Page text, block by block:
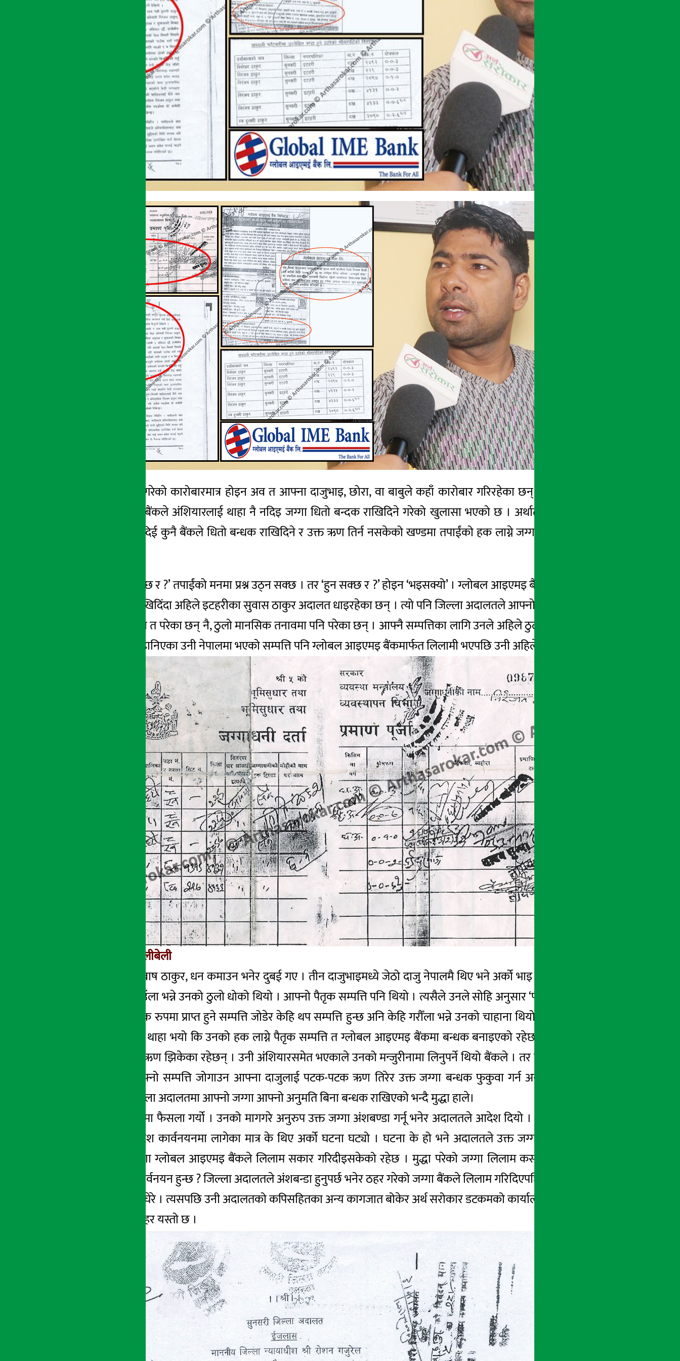
काठमाडौँ । आफुले गरेको कारोबारमात्र होइन अव त आफ्ना दाजुभाइ, छोरा, वा बाबुले कहाँ कारोबार गरिरहेका छन् भन्ने कुरा पनि ख्याल गर्नुपर्ने
भएको छ । किनकि बैंकले अंशियारलाई थाहा नै नदिइ जग्गा धितो बन्दक राखिदिने गरेको खुलासा भएको छ । अर्थात तपाईंको हक लाग्ने सम्पत्ति
तपाईंलाई थाहा नै नदिई कुनै बैंकले धितो बन्धक राखिदिने र उक्त ऋण तिर्न नसकेको खण्डमा तपाईंको हक लाग्ने जग्गा पनि बैंकले लिलाम गरिदिने
‘ओहो ! यस्तो पनि हुन्छ र ?’ तपाईंको मनमा प्रश्न उठ्न सक्छ । तर ‘हुन सक्छ र ?’ होइन ‘भइसक्यो’ । ग्लोबल आइएमइ बैंकले अंशियारको मन्जुरीनामा
विना धितो बन्दक राखिदिंदा अहिले इटहरीका सुवास ठाकुर अदालत धाइरहेका छन् । त्यो पनि जिल्ला अदालतले आफ्नो पक्षमा गरेको फैसलासहित ।
उनी कानुनी झमेलामा त परेका छन् नै, ठुलो मानसिक तनावमा पनि परेका छन् । आफ्नै सम्पत्तिका लागि उनले अहिले ठुलै दौडधुप गर्नुपरेको छ । केहि
पैसा कमाउन विदेश हानिएका उनी नेपालमा भएको सम्पत्ति पनि ग्लोबल आइएमइ बैंकमार्फत लिलामी भएपछि उनी अहिले तनावमा छन् ।
यस्तो छ घटनाको नालीबेली
इटहरी घर भएका सुवाष ठाकुर, धन कमाउन भनेर दुबई गए । तीन दाजुभाइमध्ये जेठो दाजु नेपालमै थिए भने अर्को भाइ जापान । केहि धन कमाउँला,
नेपाल आउँला र रमाउँला भन्ने उनको ठुलो धोको थियो । आफ्नो पैतृक सम्पत्ति पनि थियो । त्यसैले उनले सोहि अनुसार ‘प्लान’ बनाएका थिए । आफुले
कमाएको पैसा र पैतृक रुपमा प्राप्त हुने सम्पत्ति जोडेर केहि थप सम्पत्ति हुन्छ अनि केहि गरौँला भन्ने उनको चाहाना थियो । बीचमा उनी छुट्टीमा नेपाल
आए । नेपाल आउँदा थाहा भयो कि उनको हक लाग्ने पैतृक सम्पत्ति त ग्लोबल आइएमइ बैंकमा बन्धक बनाइएको रहेछ । अर्थात उनका दाजुले उक्त
जग्गा धितोमा राखेर ऋण झिकेका रहेछन् । उनी अंशियारसमेत भएकाले उनको मन्जुरीनामा लिनुपर्ने थियो बैंकले । तर बैंकले त्यो आवश्यक ठानेन ।
त्यसपछि सुबास आफ्नो सम्पत्ति जोगाउन आफ्ना दाजुलाई पटक-पटक ऋण तिरेर उक्त जग्गा बन्धक फुकुवा गर्न अनुरोध गर्न थाले । तर दाजुले
नमानेपछि उनले जिल्ला अदालतमा आफ्नो जग्गा आफ्नो अनुमति बिना बन्धक राखिएको भन्दै मुद्धा हाले।
अदालतले उनकै पक्षमा फैसला गर्यो । उनको मागगरे अनुरुप उक्त जग्गा अंशबण्डा गर्नू भनेर अदालतले आदेश दियो । अदालतको त्यहि कपि बोकेर
उनी अदालतको आदेश कार्वनयनमा लागेका मात्र के थिए अर्को घटना घट्यो । घटना के हो भने अदालतले उक्त जग्गा अंशबण्डा गर्नु भनेको केहि
दिनअघि नै उक्त जग्गा ग्लोबल आइएमइ बैंकले लिलाम सकार गरिदीइसकेको रहेछ । मुद्धा परेको जग्गा लिलाम कसरी भयो ? अदालतले दिएको
आदेश अव कसरी कार्वनयन हुन्छ ? जिल्ला अदालतले अंशबन्डा हुनुपर्छ भनेर ठहर गरेको जग्गा बैंकले लिलाम गरिदिएपछि अव न्याय माग्न कहाँ जाने ?
अनेक प्रश्नले उनलाई घेरे । त्यसपछि उनी अदालतको कपिसहितका अन्य कागजात बोकेर अर्थ सरोकार डटकमको कार्यालयमा आइपुगे । उनले हालेको
मुद्धा र अदालतको ठहर यस्तो छ ।